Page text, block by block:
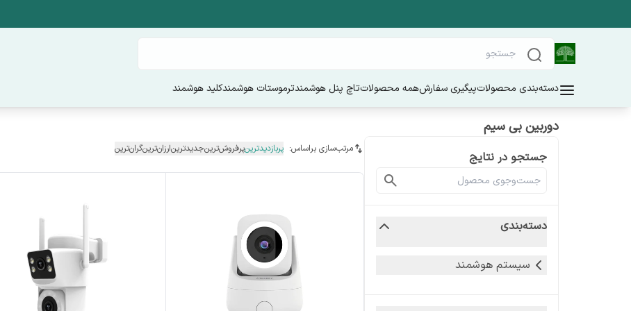
دسته‌بندی محصولاتپیگیری سفارشهمه محصولاتتاچ پنل هوشمندترموستات هوشمندکلید هوشمند
دوربین بی سیم
جستجو در نتایج
دسته‌بندی
سیستم هوشمند
مرتب‌سازی براساس: پربازدیدترینپرفروش‌ترینجدیدترینارزان‌ترینگران‌ترین